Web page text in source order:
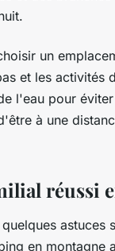
un
et les activités
l'eau pour
à une
réussi
astuces
en montagne